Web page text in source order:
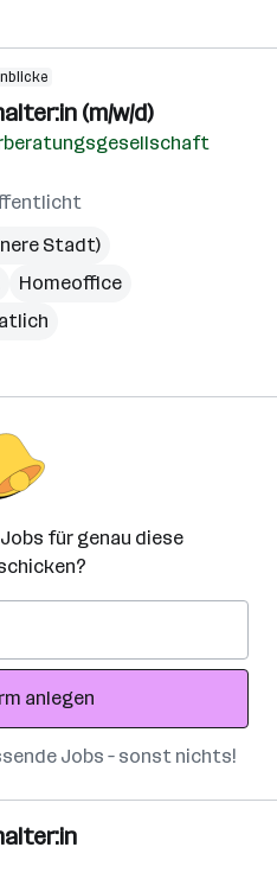
(m/w/d)
Stadt)
Homeoffice
für genau diese
anlegen
Jobs – sonst nichts!